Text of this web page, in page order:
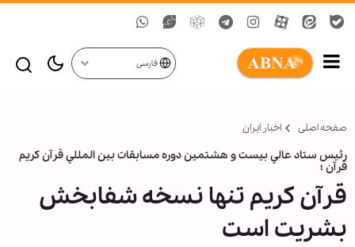
فارسی
صفحه اصلی اخبار ایران
رئيس ستاد عالي بيست و هشتمين دوره مسابقات بين المللي قرآن کريم
قرآن ؛
قرآن کريم تنها نسخه شفابخش
بشريت است